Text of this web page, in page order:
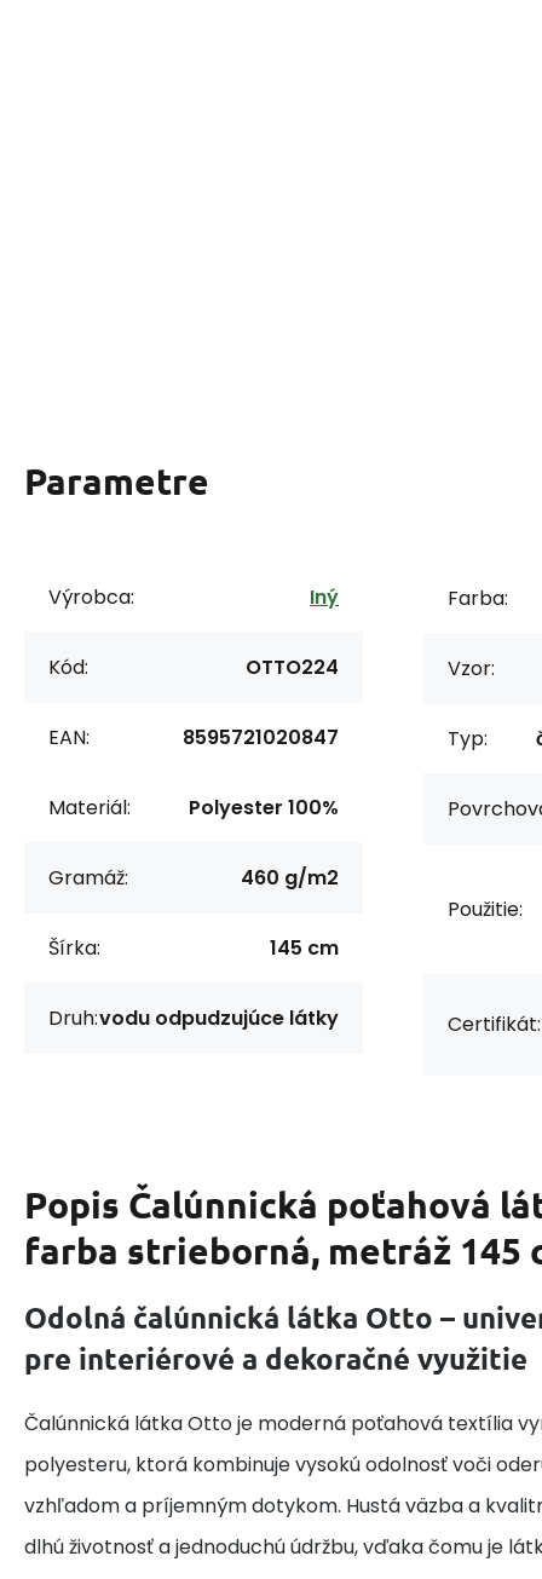
Parametre
Výrobca: Iný
Kód: OTTO224
EAN: 8595721020847
Materiál: Polyester 100%
Gramáž: 460 g/m2
Šírka: 145 cm
Druh:vodu odpudzujúce látky
Farba:
Vzor:
Typ:
Použitie:
Certifikát:
Popis Čalúnnická poťahová
farba strieborná, metráž 145
Odolná čalúnnická látka Otto –
pre interiérové a dekoračné využitie
Čalúnnická látka Otto je moderná poťahová textília
polyesteru, ktorá kombinuje vysokú odolnosť voči
vzhľadom a príjemným dotykom. Hustá väzba a
dlhú životnosť a jednoduchú údržbu, vďaka čomu je